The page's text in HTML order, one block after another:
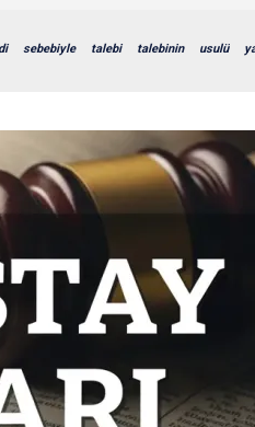
sebebiyle talebi talebinin usulü